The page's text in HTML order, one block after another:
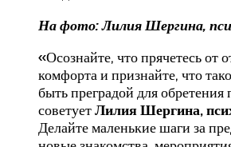
На фото:Лилия Шергина,
«Осознайте, что прячетесь от
комфорта и признайте, что
быть преградой для обретения
советуетЛилия Шергина,
Делайте маленькие шаги за